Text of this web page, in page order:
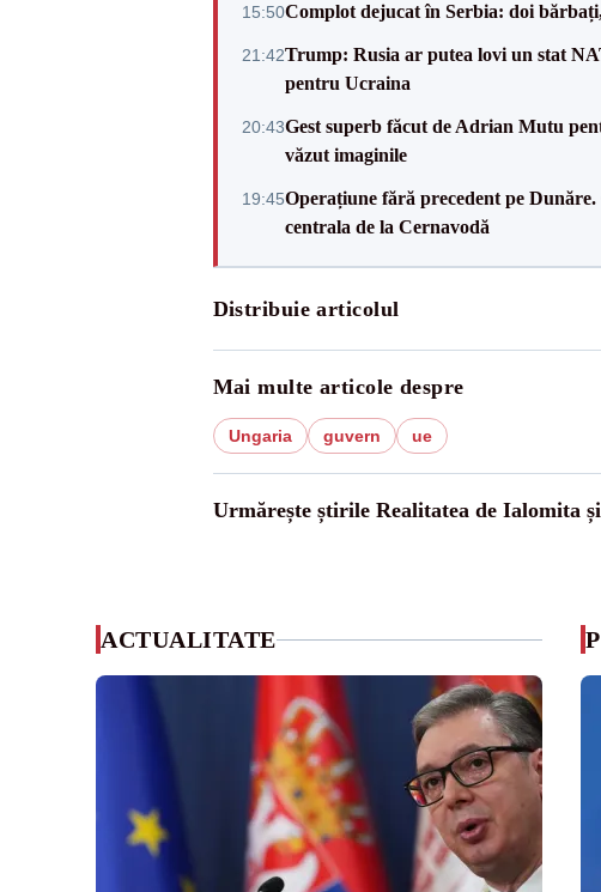
15:50Complot dejucat în Serbia: doi
21:42Trump: Rusia ar putea lovi un stat
pentru Ucraina
20:43Gest superb făcut de Adrian Mutu
văzut imaginile
19:45Operațiune fără precedent pe
centrala de la Cernavodă
Distribuie articolul
Mai multe articole despre
Ungaria guvern ue
Urmărește știrile Realitatea de Ialomita
ACTUALITATE